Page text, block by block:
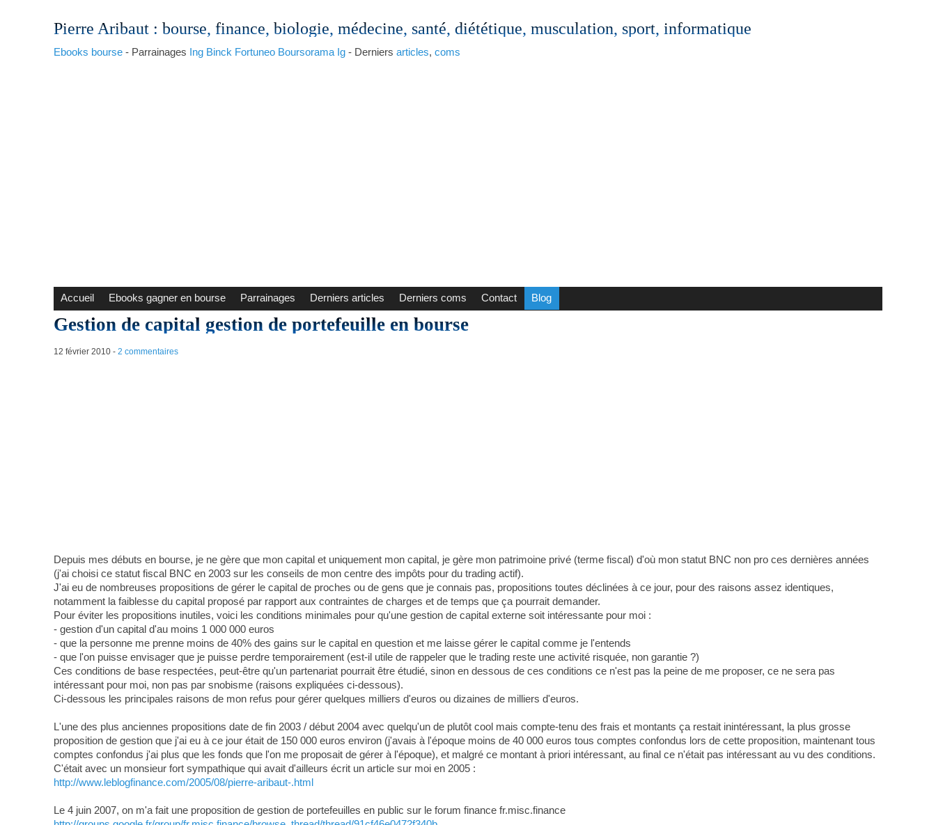
Pierre Aribaut: bourse, finance, biologie, médecine, santé, diététique, musculation, sport, informatique
Ebooks bourse- Parrainages Ing Binck Fortuneo Boursorama Ig- Derniers articles, coms
Accueil Ebooks gagner en bourse Parrainages Derniers articles Derniers coms Contact Blog
Gestion de capital gestion de portefeuille en bourse
12 février 2010- 2 commentaires
Depuis mes débuts en bourse, je ne gère que mon capital et uniquement mon capital, je gère mon patrimoine privé (terme fiscal) d'où mon statut BNC non pro ces dernières années
(j'ai choisi ce statut fiscal BNC en 2003 sur les conseils de mon centre des impôts pour du trading actif).
J'ai eu de nombreuses propositions de gérer le capital de proches ou de gens que je connais pas, propositions toutes déclinées à ce jour, pour des raisons assez identiques,
notamment la faiblesse du capital proposé par rapport aux contraintes de charges et de temps que ça pourrait demander.
Pour éviter les propositions inutiles, voici les conditions minimales pour qu'une gestion de capital externe soit intéressante pour moi :
- gestion d'un capital d'au moins 1 000 000 euros
- que la personne me prenne moins de 40% des gains sur le capital en question et me laisse gérer le capital comme je l'entends
- que l'on puisse envisager que je puisse perdre temporairement (est-il utile de rappeler que le trading reste une activité risquée, non garantie ?)
Ces conditions de base respectées, peut-être qu'un partenariat pourrait être étudié, sinon en dessous de ces conditions ce n'est pas la peine de me proposer, ce ne sera pas
intéressant pour moi, non pas par snobisme (raisons expliquées ci-dessous).
Ci-dessous les principales raisons de mon refus pour gérer quelques milliers d'euros ou dizaines de milliers d'euros.
L'une des plus anciennes propositions date de fin 2003 / début 2004 avec quelqu'un de plutôt cool mais compte-tenu des frais et montants ça restait inintéressant, la plus grosse
proposition de gestion que j'ai eu à ce jour était de 150 000 euros environ (j'avais à l'époque moins de 40 000 euros tous comptes confondus lors de cette proposition, maintenant tous
comptes confondus j'ai plus que les fonds que l'on me proposait de gérer à l'époque), et malgré ce montant à priori intéressant, au final ce n'était pas intéressant au vu des conditions.
C'était avec un monsieur fort sympathique qui avait d'ailleurs écrit un article sur moi en 2005 :
http://www.leblogfinance.com/2005/08/pierre-aribaut-.html
Le 4 juin 2007, on m'a fait une proposition de gestion de portefeuilles en public sur le forum finance fr.misc.finance